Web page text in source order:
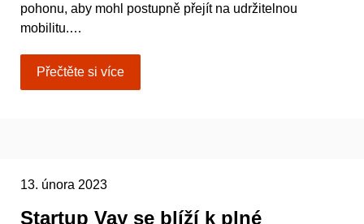
pohonu, aby mohl postupně přejít na udržitelnou
mobilitu.…
Přečtěte si více
13. února 2023
Startup Vay se blíží k plné